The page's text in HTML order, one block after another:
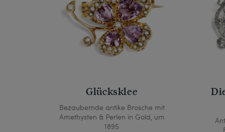
Glücksklee
Bezaubernde antike Brosche mit
Amethysten & Perlen in Gold, um
1895